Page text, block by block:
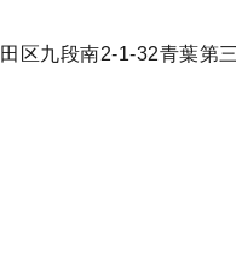
区九段南2-1-32青葉第